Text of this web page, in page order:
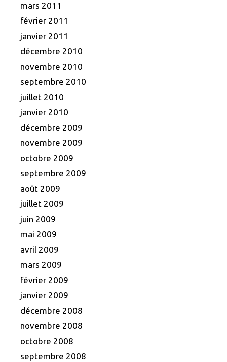
mars 2011
février 2011
janvier 2011
décembre 2010
novembre 2010
septembre 2010
juillet 2010
janvier 2010
décembre 2009
novembre 2009
octobre 2009
septembre 2009
août 2009
juillet 2009
juin 2009
mai 2009
avril 2009
mars 2009
février 2009
janvier 2009
décembre 2008
novembre 2008
octobre 2008
septembre 2008